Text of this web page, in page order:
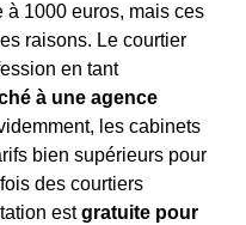
à 1000 euros, mais ces
raisons. Le courtier
en tant
à une agence
les cabinets
bien supérieurs pour
des courtiers
estgratuite pour